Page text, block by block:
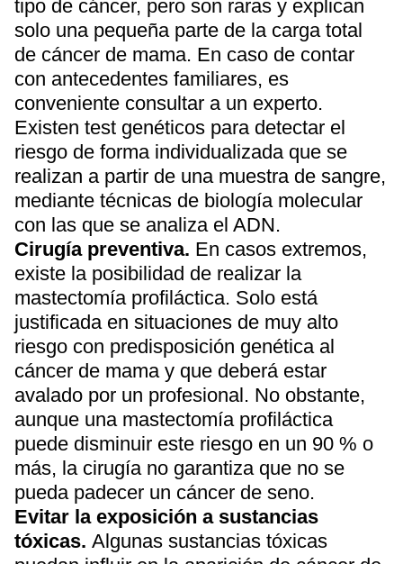
tipo de cáncer, pero son raras y explican
solo una pequeña parte de la carga total
de cáncer de mama. En caso de contar
con antecedentes familiares, es
conveniente consultar a un experto.
Existen test genéticos para detectar el
riesgo de forma individualizada que se
realizan a partir de una muestra de sangre,
mediante técnicas de biología molecular
con las que se analiza el ADN.
Cirugía preventiva. En casos extremos,
existe la posibilidad de realizar la
mastectomía profiláctica. Solo está
justificada en situaciones de muy alto
riesgo con predisposición genética al
cáncer de mama y que deberá estar
avalado por un profesional. No obstante,
aunque una mastectomía profiláctica
puede disminuir este riesgo en un 90 % o
más, la cirugía no garantiza que no se
pueda padecer un cáncer de seno.
Evitar la exposición a sustancias
tóxicas. Algunas sustancias tóxicas